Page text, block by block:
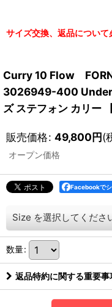
サイズ交換、返品について
Curry 10 Flow
3026949-400
ズ ステフォン カリー
販売価格: 49,800円(
オープン価格
Facebookで
Size を選択してくださ
数量:
返品特約に関する重要事